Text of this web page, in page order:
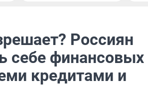
Россиян
себе финансовых
кредитами и